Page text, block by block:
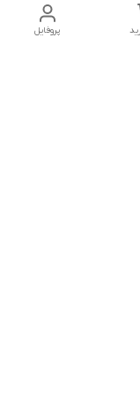
پروفایل